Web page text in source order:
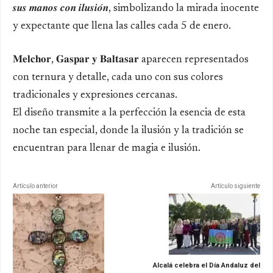
𝒔𝒖𝒔 𝒎𝒂𝒏𝒐𝒔 𝒄𝒐𝒏 𝒊𝒍𝒖𝒔𝒊𝒐́𝒏, simbolizando la mirada inocente
y expectante que llena las calles cada 5 de enero.
𝐌𝐞𝐥𝐜𝐡𝐨𝐫, 𝐆𝐚𝐬𝐩𝐚𝐫 𝐲 𝐁𝐚𝐥𝐭𝐚𝐬𝐚𝐫 aparecen representados
con ternura y detalle, cada uno con sus colores
tradicionales y expresiones cercanas.
El diseño transmite a la perfección la esencia de esta
noche tan especial, donde la ilusión y la tradición se
encuentran para llenar de magia e ilusión.
Artículo anterior Artículo siguiente
Alcalá celebra el Día Andaluz del